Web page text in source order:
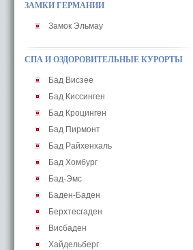
ЗАМКИ ГЕРМАНИИ
Замок Эльмау
СПА И ОЗДОРОВИТЕЛЬНЫЕ КУРОРТЫ
Бад Висзее
Бад Киссинген
Бад Кроцинген
Бад Пирмонт
Бад Райхенхаль
Бад Хомбург
Бад-Эмс
Баден-Баден
Берхтесгаден
Висбаден
Хайдельберг